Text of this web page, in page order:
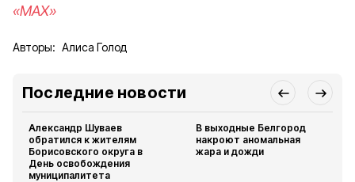
«MAX»
Авторы: Алиса Голод
Последние новости
Александр Шуваев
обратился к жителям
Борисовского округа в
День освобождения
муниципалитета
В выходные Белгород
накроют аномальная
жара и дожди